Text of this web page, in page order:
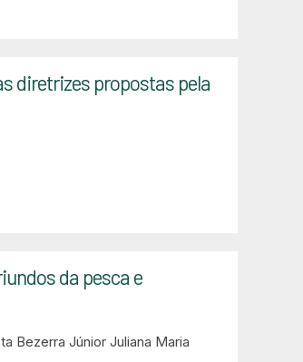
diretrizes propostas pela
da pesca e
Bezerra Júnior Juliana Maria